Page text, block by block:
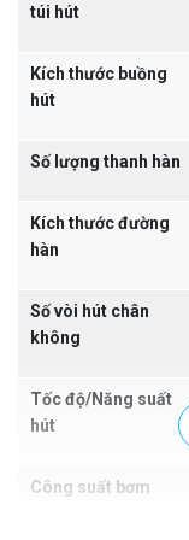
thước
kích thước và
Bảng điều khiển
túi hút
Kích thước buồng
hút
Số lượng thanh hàn
Kích thước đường
hàn
Số vòi hút chân
không
Tốc độ/Năng suất
hút
Công suất bơm